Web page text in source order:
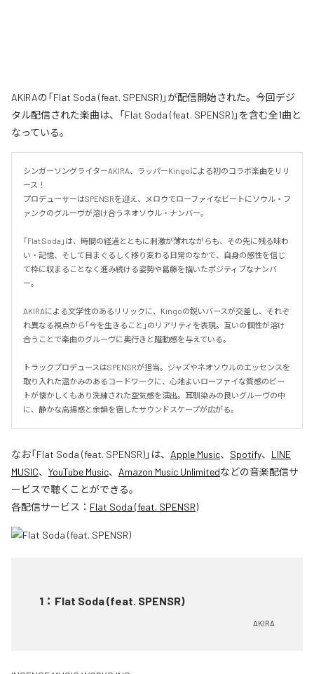
AKIRAの「Flat Soda (feat. SPENSR)」が配信開始された。今回デジ
タル配信された楽曲は、「Flat Soda (feat. SPENSR)」を含む全1曲と
なっている。
シンガーソングライターAKIRA、ラッパーKingoによる初のコラボ楽曲をリリ
ース！
プロデューサーはSPENSRを迎え、メロウでローファイなビートにソウル・フ
ァンクのグルーヴが溶け合うネオソウル・ナンバー。
「Flat Soda」は、時間の経過とともに刺激が薄れながらも、その先に残る味わ
い・記憶、そして目まぐるしく移り変わる日常のなかで、自身の感性を信じ
て枠に収まることなく進み続ける姿勢や葛藤を描いたポジティブなナンバ
ー。
AKIRAによる文学性のあるリリックに、Kingoの鋭いバースが交差し、それぞ
れ異なる視点から「今を生きること」のリアリティを表現。互いの個性が溶け
合うことで楽曲のグルーヴに奥行きと躍動感を与えている。
トラックプロデュースはSPENSRが担当。ジャズやネオソウルのエッセンスを
取り入れた温かみのあるコードワークに、心地よいローファイな質感のビー
トが懐かしくもあり洗練された空気感を演出。耳馴染みの良いグルーヴの中
に、静かな高揚感と余韻を宿したサウンドスケープが広がる。
なお「Flat Soda (feat. SPENSR)」は、 Apple Music、 Spotify、 LINE
MUSIC、 YouTube Music、 Amazon Music Unlimitedなどの音楽配信サ
ービスで聴くことができる。
各配信サービス： Flat Soda (feat. SPENSR)
1 ： Flat Soda (feat. SPENSR)
AKIRA